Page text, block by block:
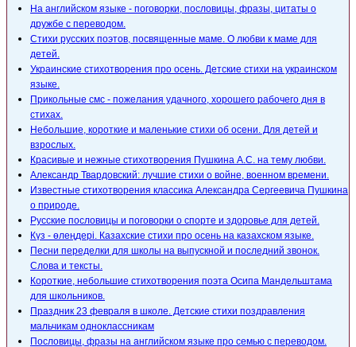
На английском языке - поговорки, пословицы, фразы, цитаты о
дружбе с переводом.
Стихи русских поэтов, посвященные маме. О любви к маме для
детей.
Украинские стихотворения про осень. Детские стихи на украинском
языке.
Прикольные смс - пожелания удачного, хорошего рабочего дня в
стихах.
Небольшие, короткие и маленькие стихи об осени. Для детей и
взрослых.
Красивые и нежные стихотворения Пушкина А.С. на тему любви.
Александр Твардовский: лучшие стихи о войне, военном времени.
Известные стихотворения классика Александра Сергеевича Пушкина
о природе.
Русские пословицы и поговорки о спорте и здоровье для детей.
Күз - өлеңдері. Казахские стихи про осень на казахском языке.
Песни переделки для школы на выпускной и последний звонок.
Слова и тексты.
Короткие, небольшие стихотворения поэта Осипа Мандельштама
для школьников.
Праздник 23 февраля в школе. Детские стихи поздравления
мальчикам одноклассникам
Пословицы, фразы на английском языке про семью с переводом.